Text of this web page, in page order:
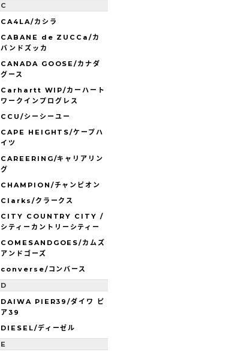
C
CA4LA/カシラ
CABANE de ZUCCa/カ
バンドズッカ
CANADA GOOSE/カナダ
グース
Carhartt WIP/カーハート
ワークインプログレス
CCU/シーシーユー
CAPE HEIGHTS/ケープハ
イツ
CAREERING/キャリアリン
グ
CHAMPION/チャンピオン
Clarks/クラークス
CITY COUNTRY CITY /
シティーカントリーシティー
COMESANDGOES/カムズ
アンドゴーズ
converse/コンバース
D
DAIWA PIER39/ダイワ ピ
ア39
DIESEL/ディーゼル
E